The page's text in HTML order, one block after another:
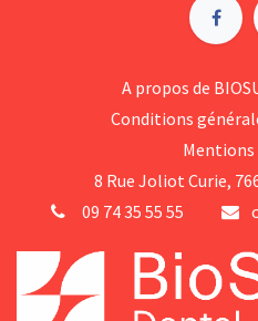
A p​ropos de
Conditions
8 Rue Jol​iot Curie,
09 74 35 55 55